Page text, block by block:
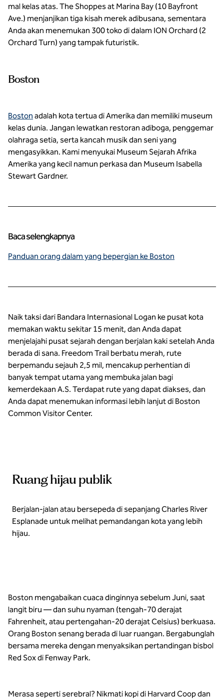
mal kelas atas. The Shoppes at Marina Bay (10 Bayfront
Ave.) menjanjikan tiga kisah merek adibusana, sementara
Anda akan menemukan 300 toko di dalam ION Orchard (2
Orchard Turn) yang tampak futuristik.
Boston
Boston adalah kota tertua di Amerika dan memiliki museum
kelas dunia. Jangan lewatkan restoran adiboga, penggemar
olahraga setia, serta kancah musik dan seni yang
mengasyikkan. Kami menyukai Museum Sejarah Afrika
Amerika yang kecil namun perkasa dan Museum Isabella
Stewart Gardner.
Baca selengkapnya
Panduan orang dalam yang bepergian ke Boston
Naik taksi dari Bandara Internasional Logan ke pusat kota
memakan waktu sekitar 15 menit, dan Anda dapat
menjelajahi pusat sejarah dengan berjalan kaki setelah Anda
berada di sana. Freedom Trail berbatu merah, rute
berpemandu sejauh 2,5 mil, mencakup perhentian di
banyak tempat utama yang membuka jalan bagi
kemerdekaan A.S. Terdapat rute yang dapat diakses, dan
Anda dapat menemukan informasi lebih lanjut di Boston
Common Visitor Center.
Ruang hijau publik
Berjalan-jalan atau bersepeda di sepanjang Charles River
Esplanade untuk melihat pemandangan kota yang lebih
hijau.
Boston mengabaikan cuaca dinginnya sebelum Juni, saat
langit biru — dan suhu nyaman (tengah-70 derajat
Fahrenheit, atau pertengahan-20 derajat Celsius) berkuasa.
Orang Boston senang berada di luar ruangan. Bergabunglah
bersama mereka dengan menyaksikan pertandingan bisbol
Red Sox di Fenway Park.
Merasa seperti serebral? Nikmati kopi di Harvard Coop dan